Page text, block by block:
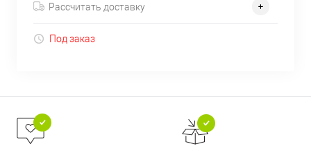
Рассчитать доставку
Под заказ